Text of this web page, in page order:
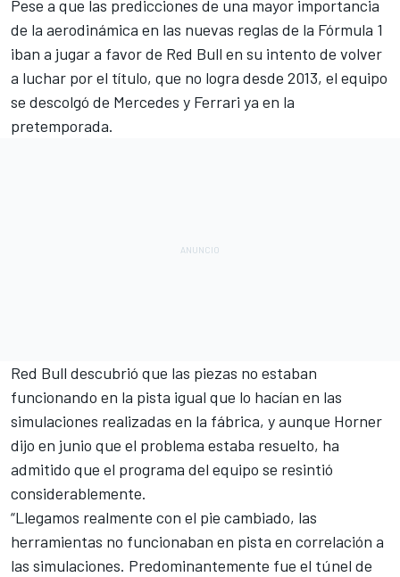
Pese a que las predicciones de una mayor importancia
de la aerodinámica en las nuevas reglas de la Fórmula 1
iban a jugar a favor de Red Bull en su intento de volver
a luchar por el título, que no logra desde 2013, el equipo
se descolgó de Mercedes y Ferrari ya en la
pretemporada.
Red Bull descubrió que las piezas no estaban
funcionando en la pista igual que lo hacían en las
simulaciones realizadas en la fábrica, y aunque Horner
dijo en junio que el problema estaba resuelto, ha
admitido que el programa del equipo se resintió
considerablemente.
“Llegamos realmente con el pie cambiado, las
herramientas no funcionaban en pista en correlación a
las simulaciones. Predominantemente fue el túnel de